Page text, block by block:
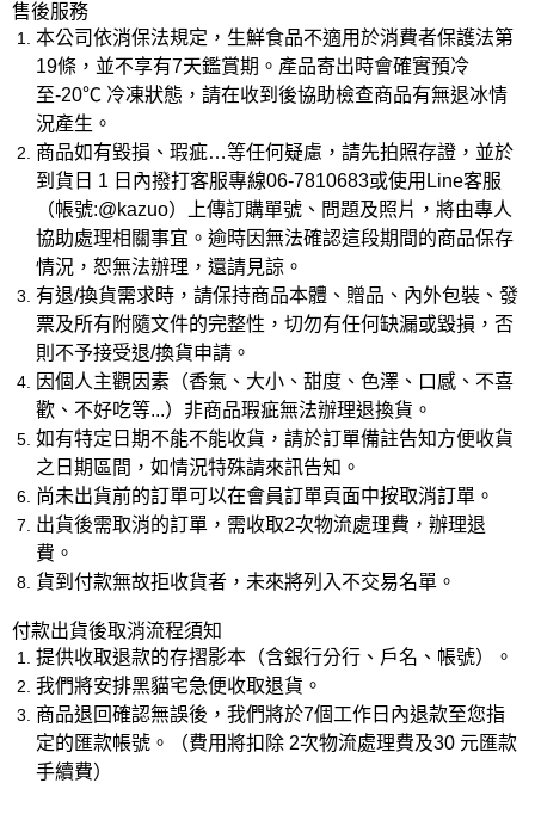
售後服務
本公司依消保法規定，生鮮食品不適用於消費者保護法第
19條，並不享有7天鑑賞期。產品寄出時會確實預冷
至-20℃ 冷凍狀態，請在收到後協助檢查商品有無退冰情
況產生。
商品如有毀損、瑕疵…等任何疑慮，請先拍照存證，並於
到貨日 1 日內撥打客服專線06-7810683或使用Line客服
（帳號:@kazuo）上傳訂購單號、問題及照片，將由專人
協助處理相關事宜。逾時因無法確認這段期間的商品保存
情況，恕無法辦理，還請見諒。
有退/換貨需求時，請保持商品本體、贈品、內外包裝、發
票及所有附隨文件的完整性，切勿有任何缺漏或毀損，否
則不予接受退/換貨申請。
因個人主觀因素（香氣、大小、甜度、色澤、口感、不喜
歡、不好吃等...）非商品瑕疵無法辦理退換貨。
如有特定日期不能不能收貨，請於訂單備註告知方便收貨
之日期區間，如情況特殊請來訊告知。
尚未出貨前的訂單可以在會員訂單頁面中按取消訂單。
出貨後需取消的訂單，需收取2次物流處理費，辦理退
費。
貨到付款無故拒收貨者，未來將列入不交易名單。
付款出貨後取消流程須知
提供收取退款的存摺影本（含銀行分行、戶名、帳號）。
我們將安排黑貓宅急便收取退貨。
商品退回確認無誤後，我們將於7個工作日內退款至您指
定的匯款帳號。（費用將扣除 2次物流處理費及30 元匯款
手續費）